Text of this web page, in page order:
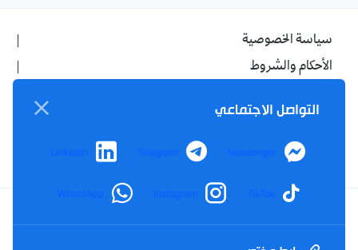
سياسة الخصوصية
الأحكام والشروط
اتصل بنا
من نحن
Facebook
YouTube
TikTok
Twitter
التواصل الاجتماعي
Messenger
Telegram
LinkedIn
TikTok
Instagram
WhatsApp